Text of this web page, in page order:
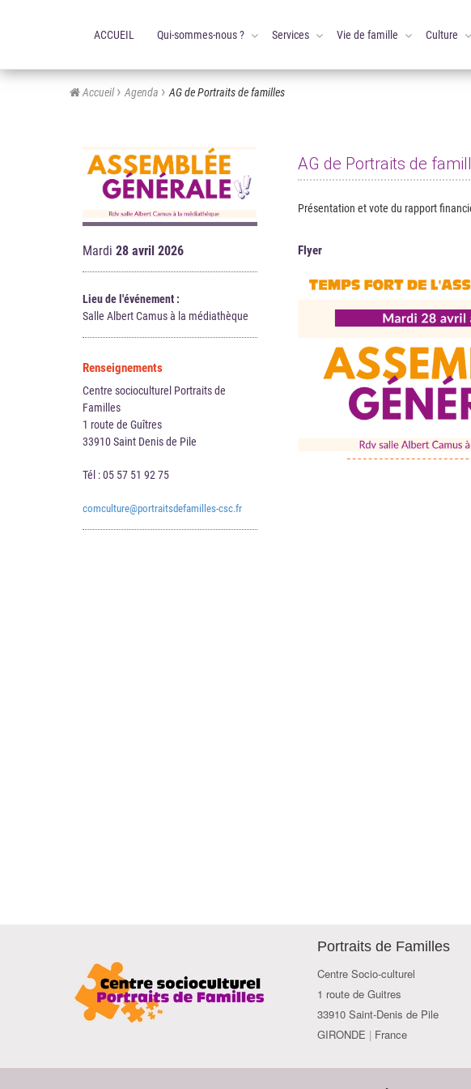
ACCUEIL Qui-sommes-nous ? Services Vie de famille Culture
Accueil Agenda AG de Portraits de familles
Mardi 28 avril 2026
Lieu de l'événement :
Salle Albert Camus à la médiathèque
Renseignements
Centre socioculturel Portraits de
Familles
1 route de Guîtres
33910 Saint Denis de Pile
Tél : 05 57 51 92 75
comculture@portraitsdefamilles-csc.fr
AG de Portraits de
Présentation et vote du rapport
Flyer
Portraits de Familles
Centre Socio-culturel
1 route de Guitres
33910 Saint-Denis de Pile
GIRONDE | France